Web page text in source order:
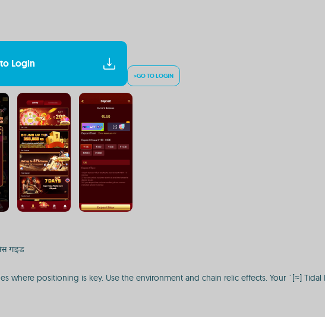
Login
>GO TO LOGIN
गाइड
where positioning is key. Use the environment and chain relic effects. Your `[≈]